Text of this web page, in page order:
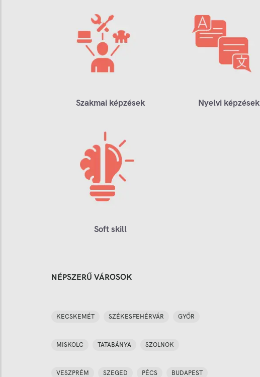
Szakmai képzések Nyelvi képzések
Soft skill
NÉPSZERŰ VÁROSOK
KECSKEMÉT SZÉKESFEHÉRVÁR GYŐR
MISKOLC TATABÁNYA SZOLNOK
VESZPRÉM SZEGED PÉCS BUDAPEST